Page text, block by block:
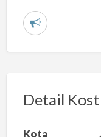
L
r
a
Detail Kost
Kota